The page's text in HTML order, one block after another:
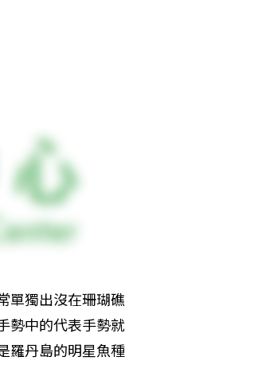
單獨出沒在珊瑚礁
勢中的代表手勢就
羅丹島的明星魚種